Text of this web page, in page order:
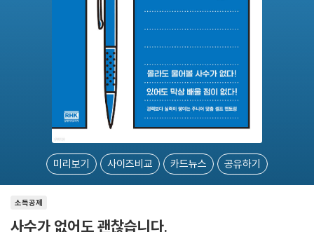
미리보기 사이즈비교 카드뉴스 공유하기
소득공제
사수가 없어도 괜찮습니다.